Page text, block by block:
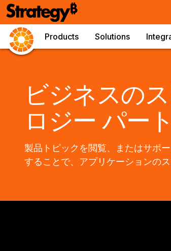
Products Solutions
ビジネスの
ロジー パー
製品トピックを閲覧、またはサポ
することで、アプリケーションの